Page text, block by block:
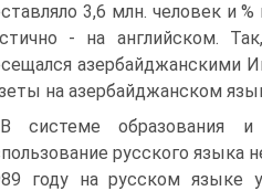
3,6 млн. человек и
- на английском.
азербайджанскими
на азербайджанском
В системе образования
русского языка
году на русском языке